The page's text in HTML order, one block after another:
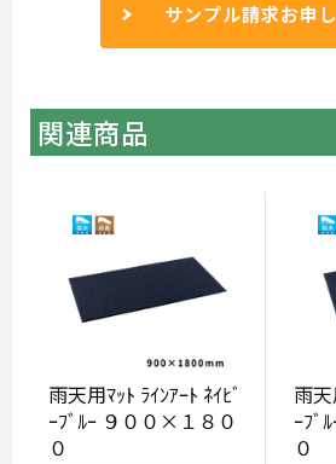
サンプル請求お申
関連商品
雨天用ﾏｯﾄ ﾗｲﾝｱｰﾄ ﾈｲﾋﾞ
ｰﾌﾞﾙｰ ９００×１８０
０
雨天
ｰﾌﾞ
０